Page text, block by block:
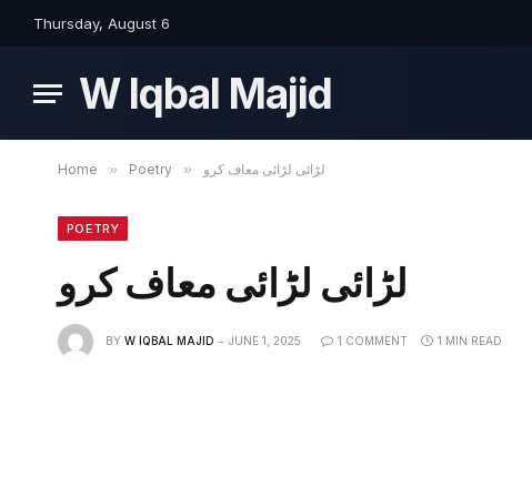
Thursday, August 6
W Iqbal Majid
Home » Poetry » لڑائی لڑائی معاف کرو
POETRY
لڑائی لڑائی معاف کرو
BY W IQBAL MAJID JUNE 1, 2025 1 COMMENT 1 MIN READ